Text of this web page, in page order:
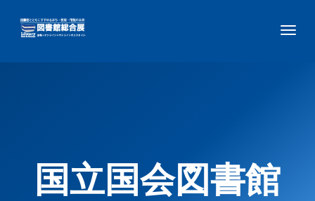
ー
用
メ
国立国会図書館